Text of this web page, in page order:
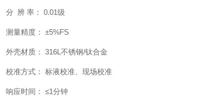
分 辨 率： 0.01级
测量精度： ±5%FS
外壳材质： 316L不锈钢/钛合金
校准方式： 标液校准、现场校准
响应时间： ≤1分钟